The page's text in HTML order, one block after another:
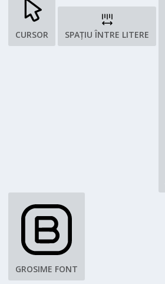
CURSOR SPAȚIU ÎNTRE LITERE
GROSIME FONT